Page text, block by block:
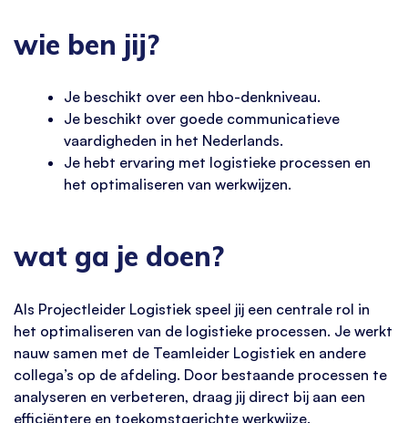
wie ben jij?
Je beschikt over een hbo-denkniveau.
Je beschikt over goede communicatieve
vaardigheden in het Nederlands.
Je hebt ervaring met logistieke processen en
het optimaliseren van werkwijzen.
wat ga je doen?
Als Projectleider Logistiek speel jij een centrale rol in
het optimaliseren van de logistieke processen. Je werkt
nauw samen met de Teamleider Logistiek en andere
collega’s op de afdeling. Door bestaande processen te
analyseren en verbeteren, draag jij direct bij aan een
efficiëntere en toekomstgerichte werkwijze.